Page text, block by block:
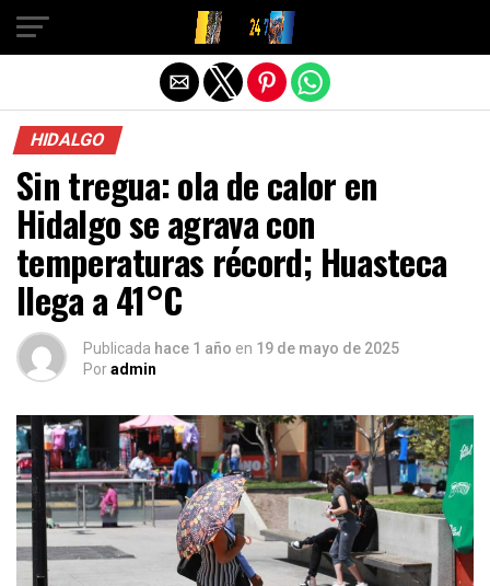
HIDALGO
Sin tregua: ola de calor en
Hidalgo se agrava con
temperaturas récord; Huasteca
llega a 41°C
Publicada hace 1 año en 19 de mayo de 2025
Poradmin
Salir de la versión móvil